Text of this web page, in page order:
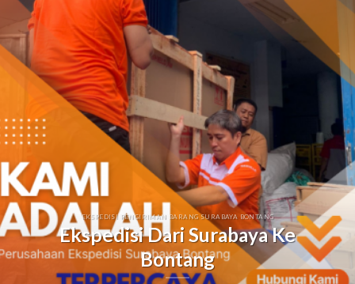
EKSPEDISI PENGIRIMAN BARANG SURABAYA BONTANG
Ekspedisi Dari Surabaya Ke
Bontang